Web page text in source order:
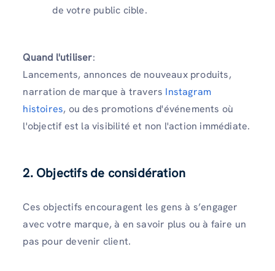
de votre public cible.
Quand l'utiliser:
Lancements, annonces de nouveaux produits,
narration de marque à travers Instagram
histoires, ou des promotions d'événements où
l'objectif est la visibilité et non l'action immédiate.
2. Objectifs de considération
Ces objectifs encouragent les gens à s’engager
avec votre marque, à en savoir plus ou à faire un
pas pour devenir client.